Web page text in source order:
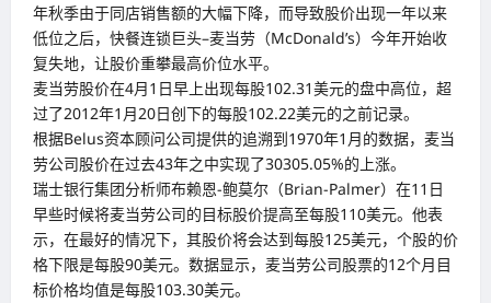
年秋季由于同店销售额的大幅下降，而导致股价出现一年以来
低位之后，快餐连锁巨头–麦当劳（McDonald’s）今年开始收
复失地，让股价重攀最高价位水平。
麦当劳股价在4月1日早上出现每股102.31美元的盘中高位，超
过了2012年1月20日创下的每股102.22美元的之前记录。
根据Belus资本顾问公司提供的追溯到1970年1月的数据，麦当
劳公司股价在过去43年之中实现了30305.05%的上涨。
瑞士银行集团分析师布赖恩-鲍莫尔（Brian-Palmer）在11日
早些时候将麦当劳公司的目标股价提高至每股110美元。他表
示，在最好的情况下，其股价将会达到每股125美元，个股的价
格下限是每股90美元。数据显示，麦当劳公司股票的12个月目
标价格均值是每股103.30美元。